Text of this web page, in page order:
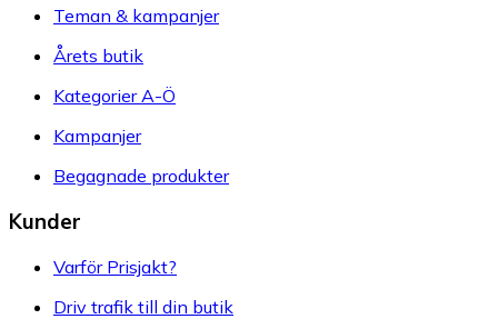
Teman & kampanjer
Årets butik
Kategorier A-Ö
Kampanjer
Begagnade produkter
Kunder
Varför Prisjakt?
Driv trafik till din butik